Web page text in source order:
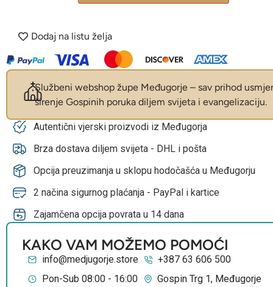
Dodaj na listu želja
Službeni webshop župe Međugorje – sav prihod
širenje Gospinih poruka diljem svijeta i evangelizaciju.
Autentični vjerski proizvodi iz Međugorja
Brza dostava diljem svijeta - DHL i pošta
Opcija preuzimanja u sklopu hodočašća u Međugorju
2 načina sigurnog plaćanja - PayPal i kartice
Zajamčena opcija povrata u 14 dana
KAKO VAM MOŽEMO POMOĆI
info@medjugorje.store
+387 63 606 500
Pon-Sub 08:00 - 16:00
Gospin Trg 1, Međugorje